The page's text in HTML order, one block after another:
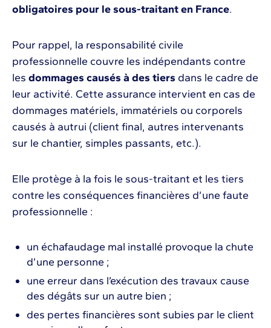
obligatoires pour le sous-traitant en France.
Pour rappel, la responsabilité civile
professionnelle couvre les indépendants contre
les dommages causés à des tiers dans le cadre de
leur activité. Cette assurance intervient en cas de
dommages matériels, immatériels ou corporels
causés à autrui (client final, autres intervenants
sur le chantier, simples passants, etc.).
Elle protège à la fois le sous-traitant et les tiers
contre les conséquences financières d’une faute
professionnelle :
un échafaudage mal installé provoque la chute
d’une personne ;
une erreur dans l’exécution des travaux cause
des dégâts sur un autre bien ;
des pertes financières sont subies par le client